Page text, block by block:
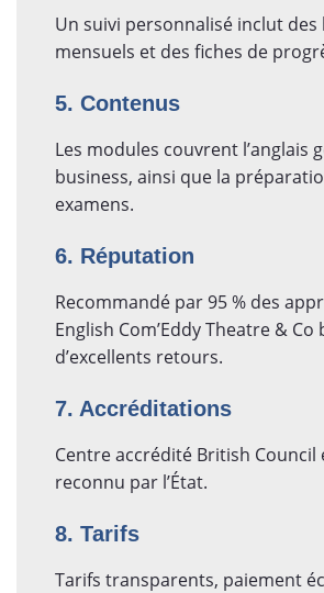
Un suivi personnalisé inclut des
mensuels et des fiches de
5. Contenus
Les modules couvrent l’anglais
business, ainsi que la
examens.
6. Réputation
Recommandé par 95 % des
English Com’Eddy Theatre & Co
d’excellents retours.
7. Accréditations
Centre accrédité British Council
reconnu par l’État.
8. Tarifs
Tarifs transparents, paiement